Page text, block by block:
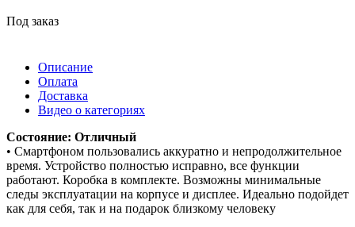
Под заказ
Описание
Оплата
Доставка
Видео о категориях
Состояние: Отличный
• Смартфоном пользовались аккуратно и непродолжительное
время. Устройство полностью исправно, все функции
работают. Коробка в комплекте. Возможны минимальные
следы эксплуатации на корпусе и дисплее. Идеально подойдет
как для себя, так и на подарок близкому человеку